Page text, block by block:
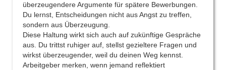
überzeugendere Argumente für spätere Bewerbungen.
Du lernst, Entscheidungen nicht aus Angst zu treffen,
sondern aus Überzeugung.
Diese Haltung wirkt sich auch auf zukünftige Gespräche
aus. Du trittst ruhiger auf, stellst gezieltere Fragen und
wirkst überzeugender, weil du deinen Weg kennst.
Arbeitgeber merken, wenn jemand reflektiert